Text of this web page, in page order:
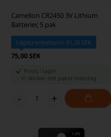
Camelion CR2450 3V Lithium
Batterier, 5 pak
Lägsta enhetspris: 61,25 SEK
75,00 SEK
Finns i lager
-Vi skicker ditt paket mandag
- +